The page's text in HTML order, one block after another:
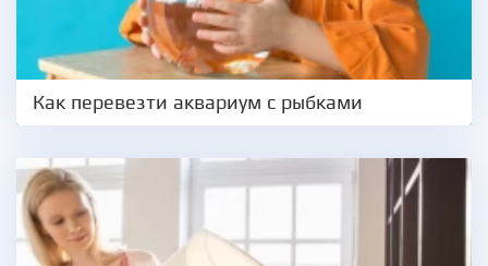
Как перевезти аквариум с рыбками